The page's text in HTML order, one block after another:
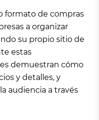
formato de compras
a organizar
su propio sitio de
estas
demuestran cómo
y detalles, y
audiencia a través